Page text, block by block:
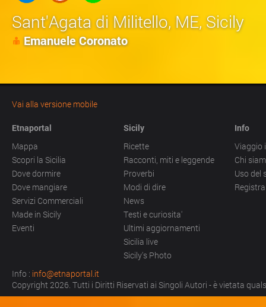
Sant'Agata di Militello, ME, Sicily
Emanuele Coronato
Vai alla versione mobile
Etnaportal
Mappa
Scopri la Sicilia
Dove dormire
Dove mangiare
Servizi Commerciali
Made in Sicily
Eventi
Sicily
Ricette
Racconti, miti e leggende
Proverbi
Modi di dire
News
Testi e curiosita'
Ultimi aggiornamenti
Sicilia live
Sicily's Photo
Info
Viaggio
Chi
Uso del
Info : info@etnaportal.it
Copyright 2026. Tutti i Diritti Riservati ai Singoli Autori - è vietata